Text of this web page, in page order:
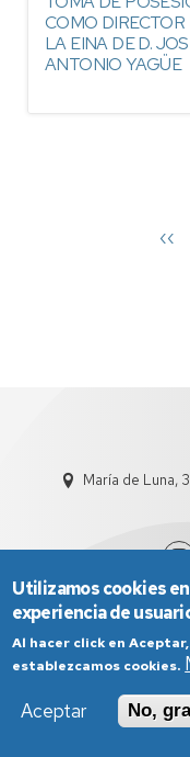
COMO DIRECTOR
LA EINA DE D.
ANTONIO YAGÜE
‹‹
María de Luna,
Aviso Legal
Política de
Utilizamos cookies
experiencia de
Al hacer click en
establezcamos cookies.
Aceptar
No,